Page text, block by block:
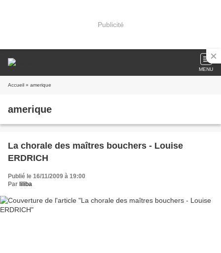
Publicité
MENU
Accueil » amerique
amerique
La chorale des maîtres bouchers - Louise
ERDRICH
Publié le 16/11/2009 à 19:00
Par liliba